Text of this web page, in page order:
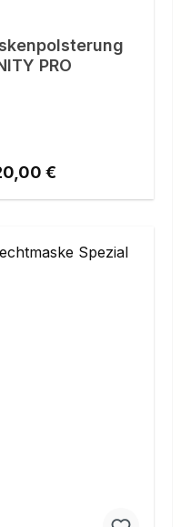
PRO
Preis:
€